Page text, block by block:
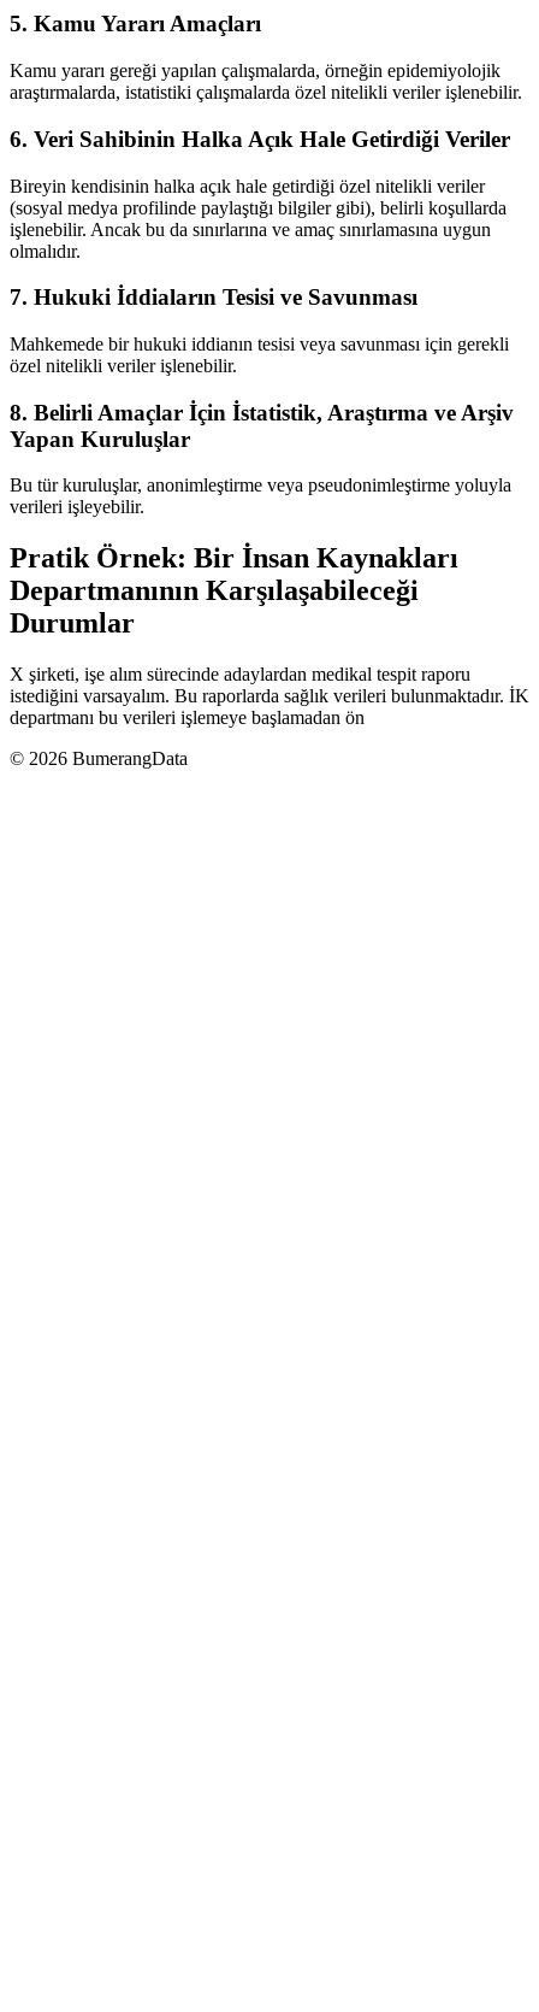
5. Kamu Yararı Amaçları
Kamu yararı gereği yapılan çalışmalarda, örneğin epidemiyolojik
araştırmalarda, istatistiki çalışmalarda özel nitelikli veriler işlenebilir.
6. Veri Sahibinin Halka Açık Hale Getirdiği Veriler
Bireyin kendisinin halka açık hale getirdiği özel nitelikli veriler
(sosyal medya profilinde paylaştığı bilgiler gibi), belirli koşullarda
işlenebilir. Ancak bu da sınırlarına ve amaç sınırlamasına uygun
olmalıdır.
7. Hukuki İddiaların Tesisi ve Savunması
Mahkemede bir hukuki iddianın tesisi veya savunması için gerekli
özel nitelikli veriler işlenebilir.
8. Belirli Amaçlar İçin İstatistik, Araştırma ve Arşiv
Yapan Kuruluşlar
Bu tür kuruluşlar, anonimleştirme veya pseudonimleştirme yoluyla
verileri işleyebilir.
Pratik Örnek: Bir İnsan Kaynakları
Departmanının Karşılaşabileceği
Durumlar
X şirketi, işe alım sürecinde adaylardan medikal tespit raporu
istediğini varsayalım. Bu raporlarda sağlık verileri bulunmaktadır. İK
departmanı bu verileri işlemeye başlamadan ön
© 2026 BumerangData